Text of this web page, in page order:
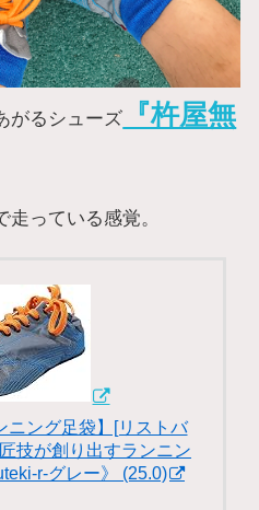
がるシューズ
『杵屋無
っている感覚。
ニング足袋】[リストバ
技が創り出すランニン
r-グレー》 (25.0)